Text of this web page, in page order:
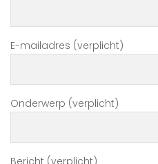
E-mailadres (verplicht)
Onderwerp (verplicht)
Bericht (verplicht)